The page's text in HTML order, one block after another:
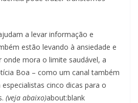
a levar informação e
estão levando à ansiedade e
onde mora o limite saudável, a
Boa – como um canal também
cinco dicas para o
(veja abaixo)about:blank